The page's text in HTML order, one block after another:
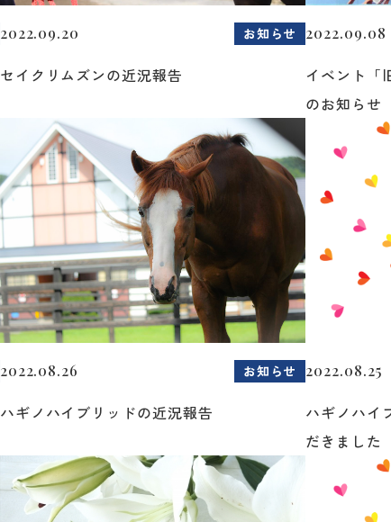
2022.09.20 お知らせ
セイクリムズンの近況報告
2022.09.08
イベント「
のお知らせ
2022.08.26 お知らせ
ハギノハイブリッドの近況報告
2022.08.25
ハギノハイ
だきました